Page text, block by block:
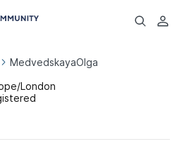
MedvedskayaOlga
London